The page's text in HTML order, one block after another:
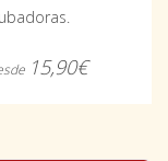
15,90€